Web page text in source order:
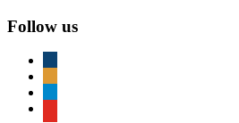
Follow us